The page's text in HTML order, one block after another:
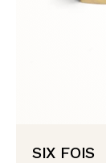
SIX FOIS